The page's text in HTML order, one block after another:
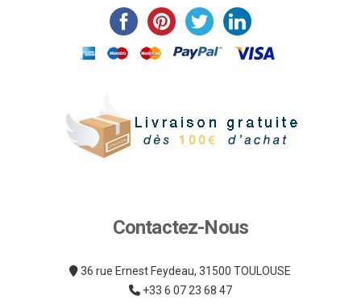
Contactez-Nous
36 rue Ernest Feydeau, 31500 TOULOUSE
+33 6 07 23 68 47